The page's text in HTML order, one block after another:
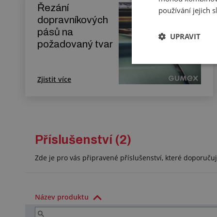
Řezání
dopravníkových
pásů na
požadovaný tvar
Zjistit více
Příslušenství (2)
Zde je pro vás připravené příslušenství, které
Název produktu
používání jejich
UPRAVIT